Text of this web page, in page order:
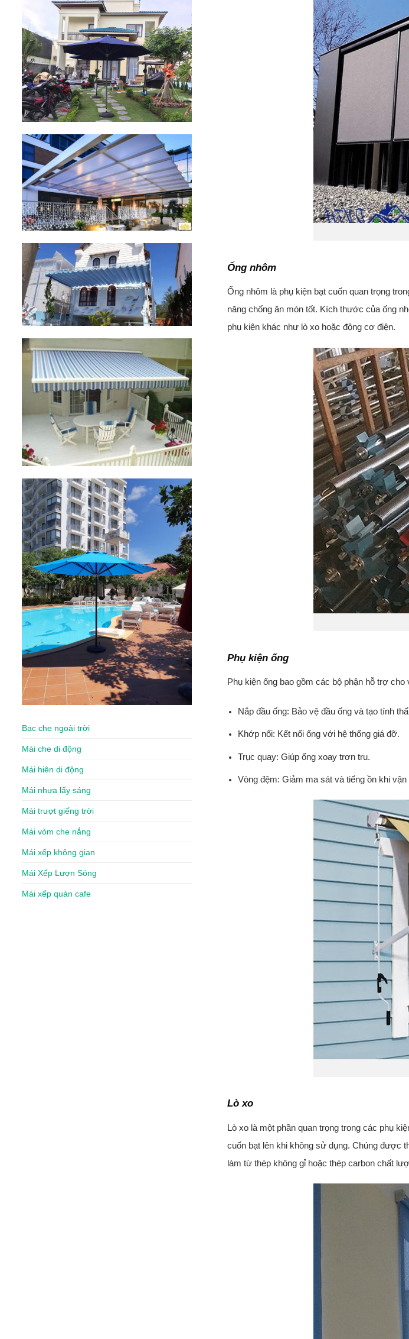
Bạc che ngoài trời
Mái che di động
Mái hiên di động
Mái nhựa lấy sáng
Mái trượt giếng trời
Mái vòm che nắng
Mái xếp không gian
Mái Xếp Lượn Sóng
Mái xếp quán cafe
Ống nhôm
Ống nhôm là phụ kiện bạt cuốn quan trọng
năng chống ăn mòn tốt. Kích thước của ống
phụ kiện khác như lò xo hoặc động cơ điện.
Phụ kiện ống
Phụ kiện ống bao gồm các bộ phận hỗ trợ
Nắp đầu ống: Bảo vệ đầu ống và tạo tính
Khớp nối: Kết nối ống với hệ thống giá đỡ.
Trục quay: Giúp ống xoay trơn tru.
Vòng đệm: Giảm ma sát và tiếng ồn khi vận
Lò xo
Lò xo là một phần quan trọng trong các phụ
cuốn bạt lên khi không sử dụng. Chúng được
làm từ thép không gỉ hoặc thép carbon chất